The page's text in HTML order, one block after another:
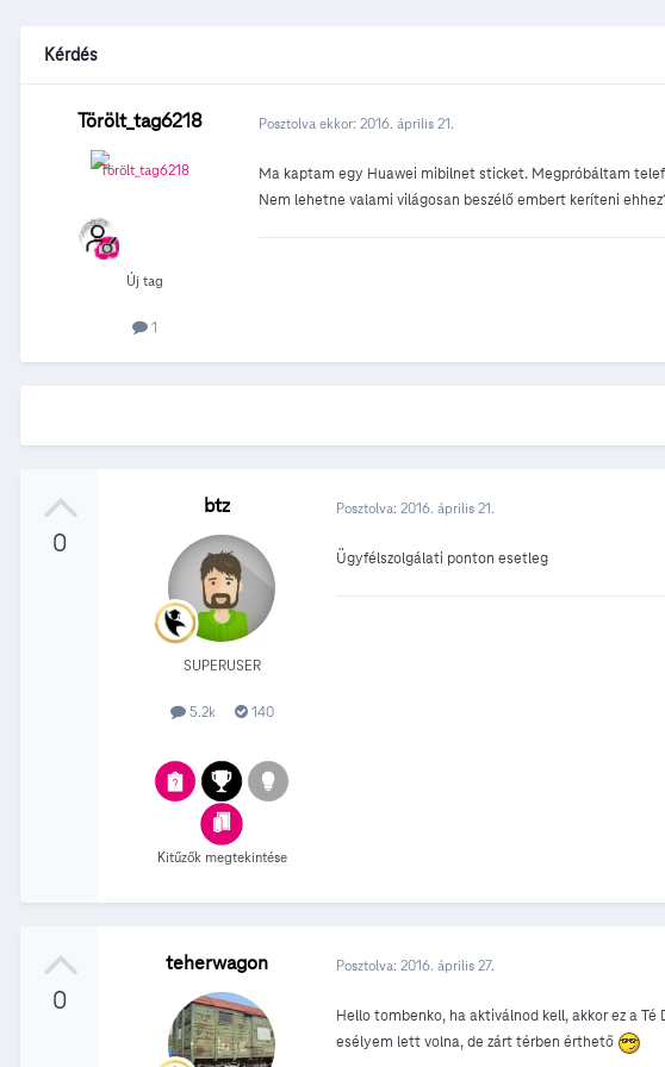
Kérdés
Törölt_tag6218
Új tag
1
Posztolva ekkor: 2016. április 21.
Ma kaptam egy Huawei mibilnet sticket. Megpróbáltam
Nem lehetne valami világosan beszélő embert keríteni
0
btz
SUPERUSER
5.2k 140
Kitűzők megtekintése
Posztolva: 2016. április 21.
Ügyfélszolgálati ponton esetleg
0
teherwagon Posztolva: 2016. április 27.
Hello tombenko, ha aktiválnod kell, akkor ez a
esélyem lett volna, de zárt térben érthető